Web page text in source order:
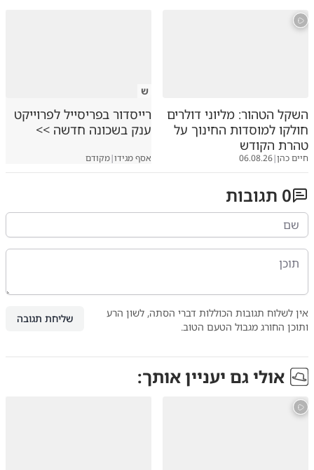
השקל הטהור: מליוני דולרים
חולקו למוסדות החינוך על
טהרת הקודש
חיים כהן|
06.08.26
ש
רייסדור בפריסייל לפרוייקט
ענק בשכונה חדשה >>
אסף מגידו|מקודם
0 תגובות
אין לשלוח תגובות הכוללות דברי הסתה, לשון הרע
ותוכן החורג מגבול הטעם הטוב.
שליחת תגובה
אולי גם יעניין אותך: